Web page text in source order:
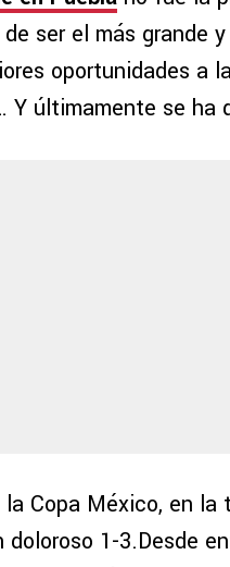
ser el más grande
oportunidades a
últimamente se ha
Copa México, en la
1-3.Desde